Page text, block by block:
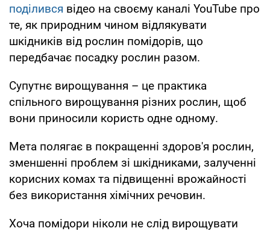
поділився відео на своєму каналі YouTube про
те, як природним чином відлякувати
шкідників від рослин помідорів, що
передбачає посадку рослин разом.
Супутнє вирощування – це практика
спільного вирощування різних рослин, щоб
вони приносили користь одне одному.
Мета полягає в покращенні здоров'я рослин,
зменшенні проблем зі шкідниками, залученні
корисних комах та підвищенні врожайності
без використання хімічних речовин.
Хоча помідори ніколи не слід вирощувати